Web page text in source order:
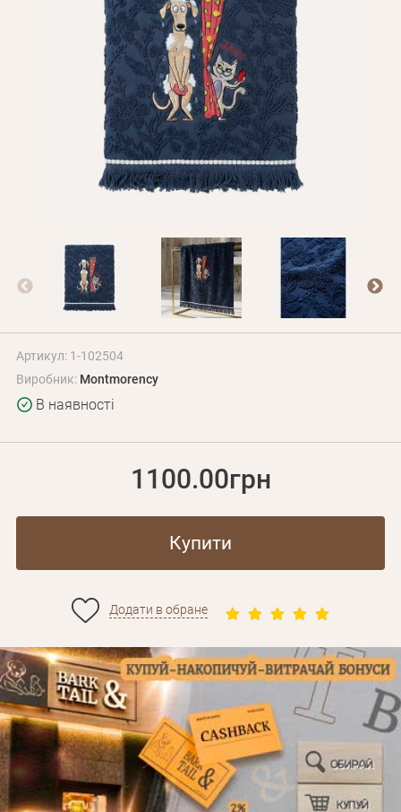
Оплата і доставка
Програма лояльності
Про Нас
Оптовим клієнтам
Контакти
+380 (95) 095-00-05
Артикул: 1-102504
Виробник: Montmorency
В наявності
1100.00грн
Купити
Додати в обране